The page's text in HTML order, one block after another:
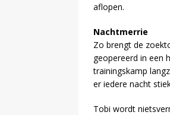
aflopen.
Nachtmerrie
Zo brengt de
geopereerd in een
trainingskamp
er iedere nacht
Tobi wordt